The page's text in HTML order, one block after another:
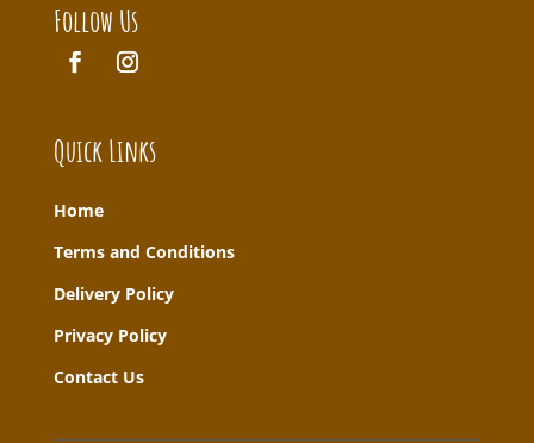
Follow Us
Quick Links
Home
Terms and Conditions
Delivery Policy
Privacy Policy
Contact Us